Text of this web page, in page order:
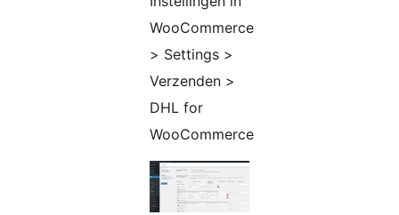
WooCommerce
> Settings >
Verzenden >
DHL for
WooCommerce